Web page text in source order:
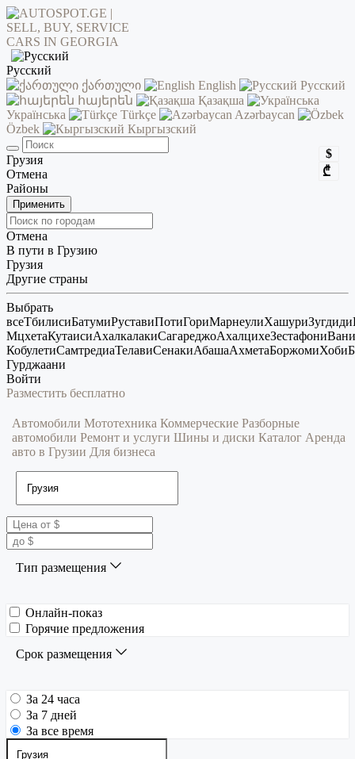
Русский
ქართული
English
Русский
հայերեն
Қазақша
Українська
Türkçe
Azərbaycan
Özbek
Кыргызский
$
₾
Грузия
Отмена
Районы
Применить
Отмена
В пути в Грузию
Грузия
Другие страны
Выбрать
всеТбилисиБатумиРуставиПотиГориМарнеулиХашуриЗугдиди
МцхетаКутаисиАхалкалакиСагареджоАхалцихеЗестафониВани
КобулетиСамтредиаТелавиСенакиАбашаАхметаБоржомиХоби
Гурджаани
Войти
Разместить бесплатно
Автомобили Мототехника Коммерческие Разборные
автомобили Ремонт и услуги Шины и диски Каталог Аренда
авто в Грузии Для бизнеса
Тип размещения
Онлайн-показ
Горячие предложения
Срок размещения
За 24 часа
За 7 дней
За все время